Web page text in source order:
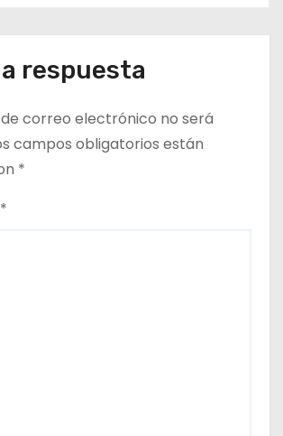
respuesta
correo electrónico no será
campos obligatorios están
*
*